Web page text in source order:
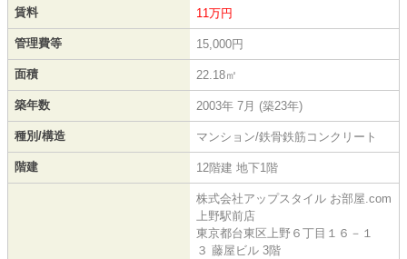
賃料 11万円
管理費等 15,000円
面積 22.18㎡
築年数 2003年 7月 (築23年)
種別/構造 マンション/鉄骨鉄筋コンクリート
階建 12階建 地下1階
株式会社アップスタイル お部屋.com
上野駅前店
東京都台東区上野６丁目１６－１
３ 藤屋ビル 3階